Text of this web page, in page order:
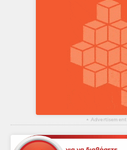
▴ Advertisement